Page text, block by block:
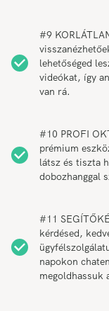
#9
lehetőséged
videókat, így
van rá.
#10 PROFI
prémium
látsz és tiszta
dobozhanggal
#11
kérdésed,
napokon
megoldhassuk